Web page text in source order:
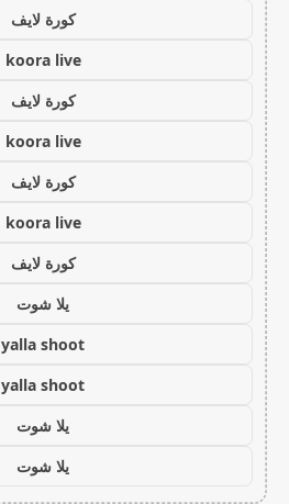
كورة لايف
koora live
كورة لايف
koora live
كورة لايف
koora live
كورة لايف
يلا شوت
yalla shoot
yalla shoot
يلا شوت
يلا شوت